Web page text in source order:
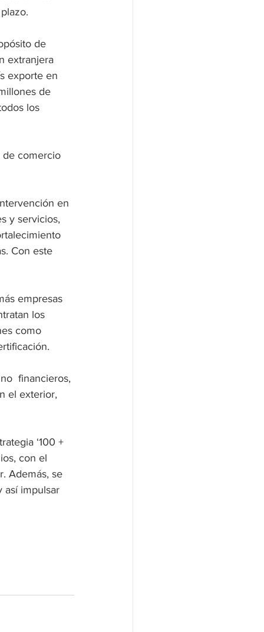
de
extranjera
exporte en
de
los
de comercio
en
y servicios,
Con este
empresas
los
como
financieros,
el exterior,
‘100 +
con el
Además, se
así impulsar